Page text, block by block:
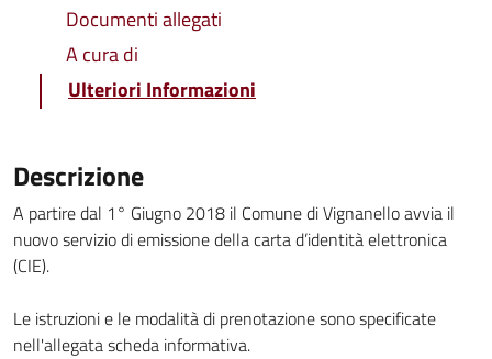
Documenti allegati
A cura di
Ulteriori Informazioni
Descrizione
A partire dal 1° Giugno 2018 il Comune di Vignanello avvia il
nuovo servizio di emissione della carta d’identità elettronica
(CIE).
Le istruzioni e le modalità di prenotazione sono specificate
nell'allegata scheda informativa.